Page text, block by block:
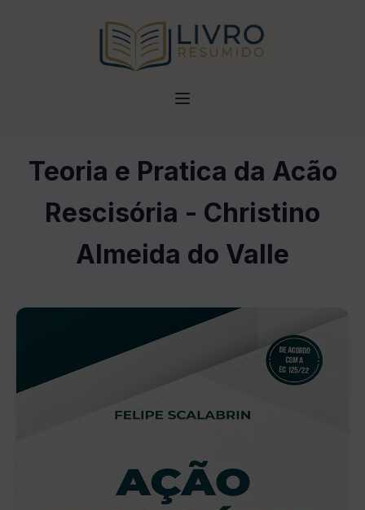
Teoria e Pratica da Acão
Rescisória - Christino
Almeida do Valle